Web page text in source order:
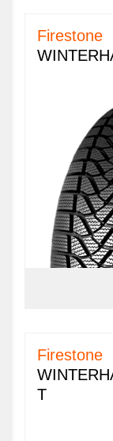
Firestone
Firestone
T